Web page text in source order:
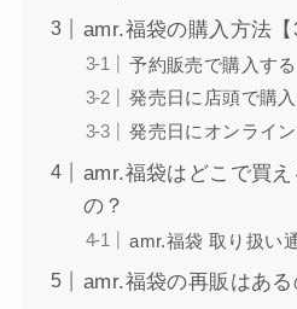
amr.福袋の購入方法【
予約販売で購入する
発売日に店頭で購
発売日にオンライ
amr.福袋はどこで買
の？
amr.福袋 取り扱い
amr.福袋の再販はある